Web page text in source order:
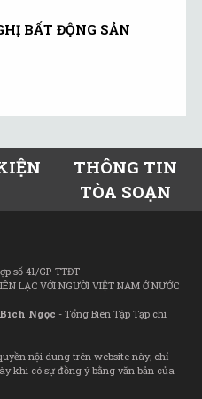
BẤT ĐỘNG SẢN
THÔNG TIN
TÒA SOẠN
số 41/GP-TTĐT
LẠC VỚI NGƯỜI VIỆT NAM Ở NƯỚC
Ngọc - Tổng Biên Tập Tạp chí
nội dung trên website này; chỉ
khi có sự đồng ý bằng văn bản của